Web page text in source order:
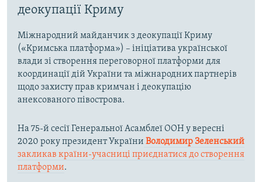
деокупації Криму
Міжнародний майданчик з деокупації Криму
(«Кримська платформа») – ініціатива української
влади зі створення переговорної платформи для
координації дій України та міжнародних партнерів
щодо захисту прав кримчан і деокупацію
анексованого півострова.
На 75-й сесії Генеральної Асамблеї ООН у вересні
2020 року президент України Володимир Зеленський
закликав країни-учасниці приєднатися до створення
платформи.